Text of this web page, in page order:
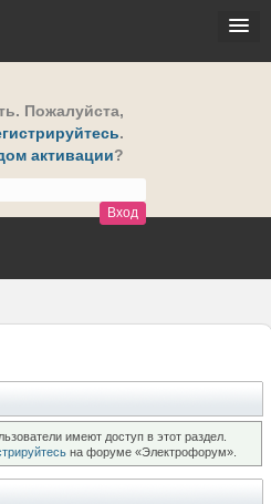
. Пожалуйста,
.
активации?
имеют доступ в этот раздел.
на форуме «Электрофорум».